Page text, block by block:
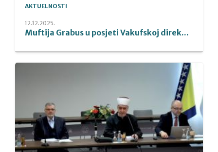
AKTUELNOSTI
12.12.2025.
Muftija Grabus u posjeti Vakufskoj direk...